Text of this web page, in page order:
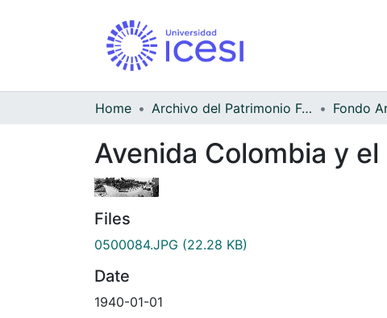
Home Archivo del Patrimonio Fotográfico y Fílmico del Valle del Cauca
Avenida Colombia y
Files
0500084.JPG (22.28 KB)
Date
1940-01-01